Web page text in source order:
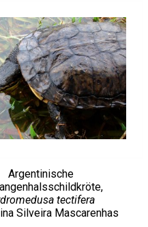
Argentinische
tectifera
Silveira Mascarenhas